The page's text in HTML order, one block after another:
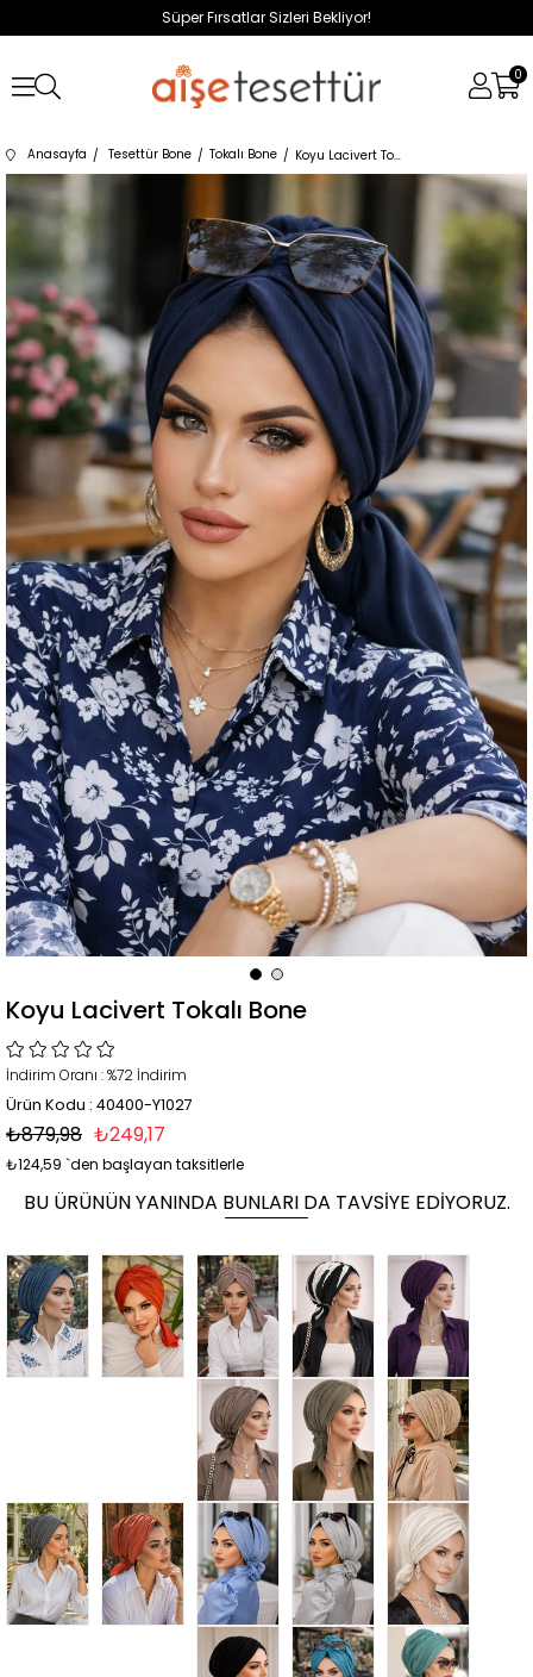
Süper Fırsatlar Sizleri Bekliyor!
0
Anasayfa Tesettür Bone Tokalı Bone Koyu Lacivert Tokalı Bone
Koyu Lacivert Tokalı Bone
İndirim Oranı :%72 İndirim
Ürün Kodu : 40400-Y1027
₺879,98 ₺249,17
₺124,59 `den başlayan taksitlerle
BU ÜRÜNÜN YANINDA BUNLARI DA TAVSIYE EDIYORUZ.